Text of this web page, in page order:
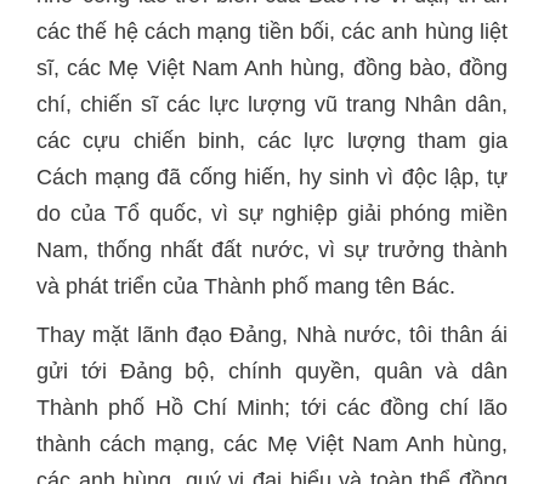
các thế hệ cách mạng tiền bối, các anh hùng liệt
sĩ, các Mẹ Việt Nam Anh hùng, đồng bào, đồng
chí, chiến sĩ các lực lượng vũ trang Nhân dân,
các cựu chiến binh, các lực lượng tham gia
Cách mạng đã cống hiến, hy sinh vì độc lập, tự
do của Tổ quốc, vì sự nghiệp giải phóng miền
Nam, thống nhất đất nước, vì sự trưởng thành
và phát triển của Thành phố mang tên Bác.
Thay mặt lãnh đạo Đảng, Nhà nước, tôi thân ái
gửi tới Đảng bộ, chính quyền, quân và dân
Thành phố Hồ Chí Minh; tới các đồng chí lão
thành cách mạng, các Mẹ Việt Nam Anh hùng,